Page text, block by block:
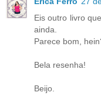
Eis outro livro
ainda.
Parece bom,
Bela resenha!
Beijo.